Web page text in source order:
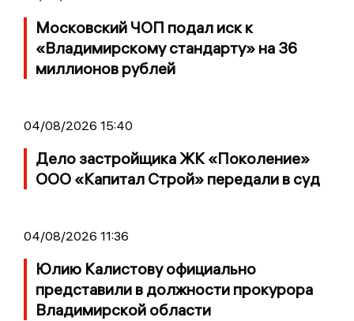
Московский ЧОП подал иск к
«Владимирскому стандарту» на 36
миллионов рублей
04/08/2026 15:40
Дело застройщика ЖК «Поколение»
ООО «Капитал Строй» передали в суд
04/08/2026 11:36
Юлию Калистову официально
представили в должности прокурора
Владимирской области